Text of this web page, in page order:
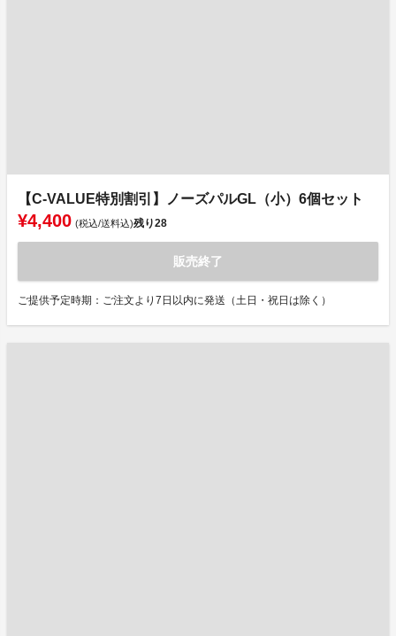
【C-VALUE特別割引】ノーズパルGL（小）6個セット
¥4,400 (税込/送料込)残り28
販売終了
ご提供予定時期：ご注文より7日以内に発送（土日・祝日は除く）